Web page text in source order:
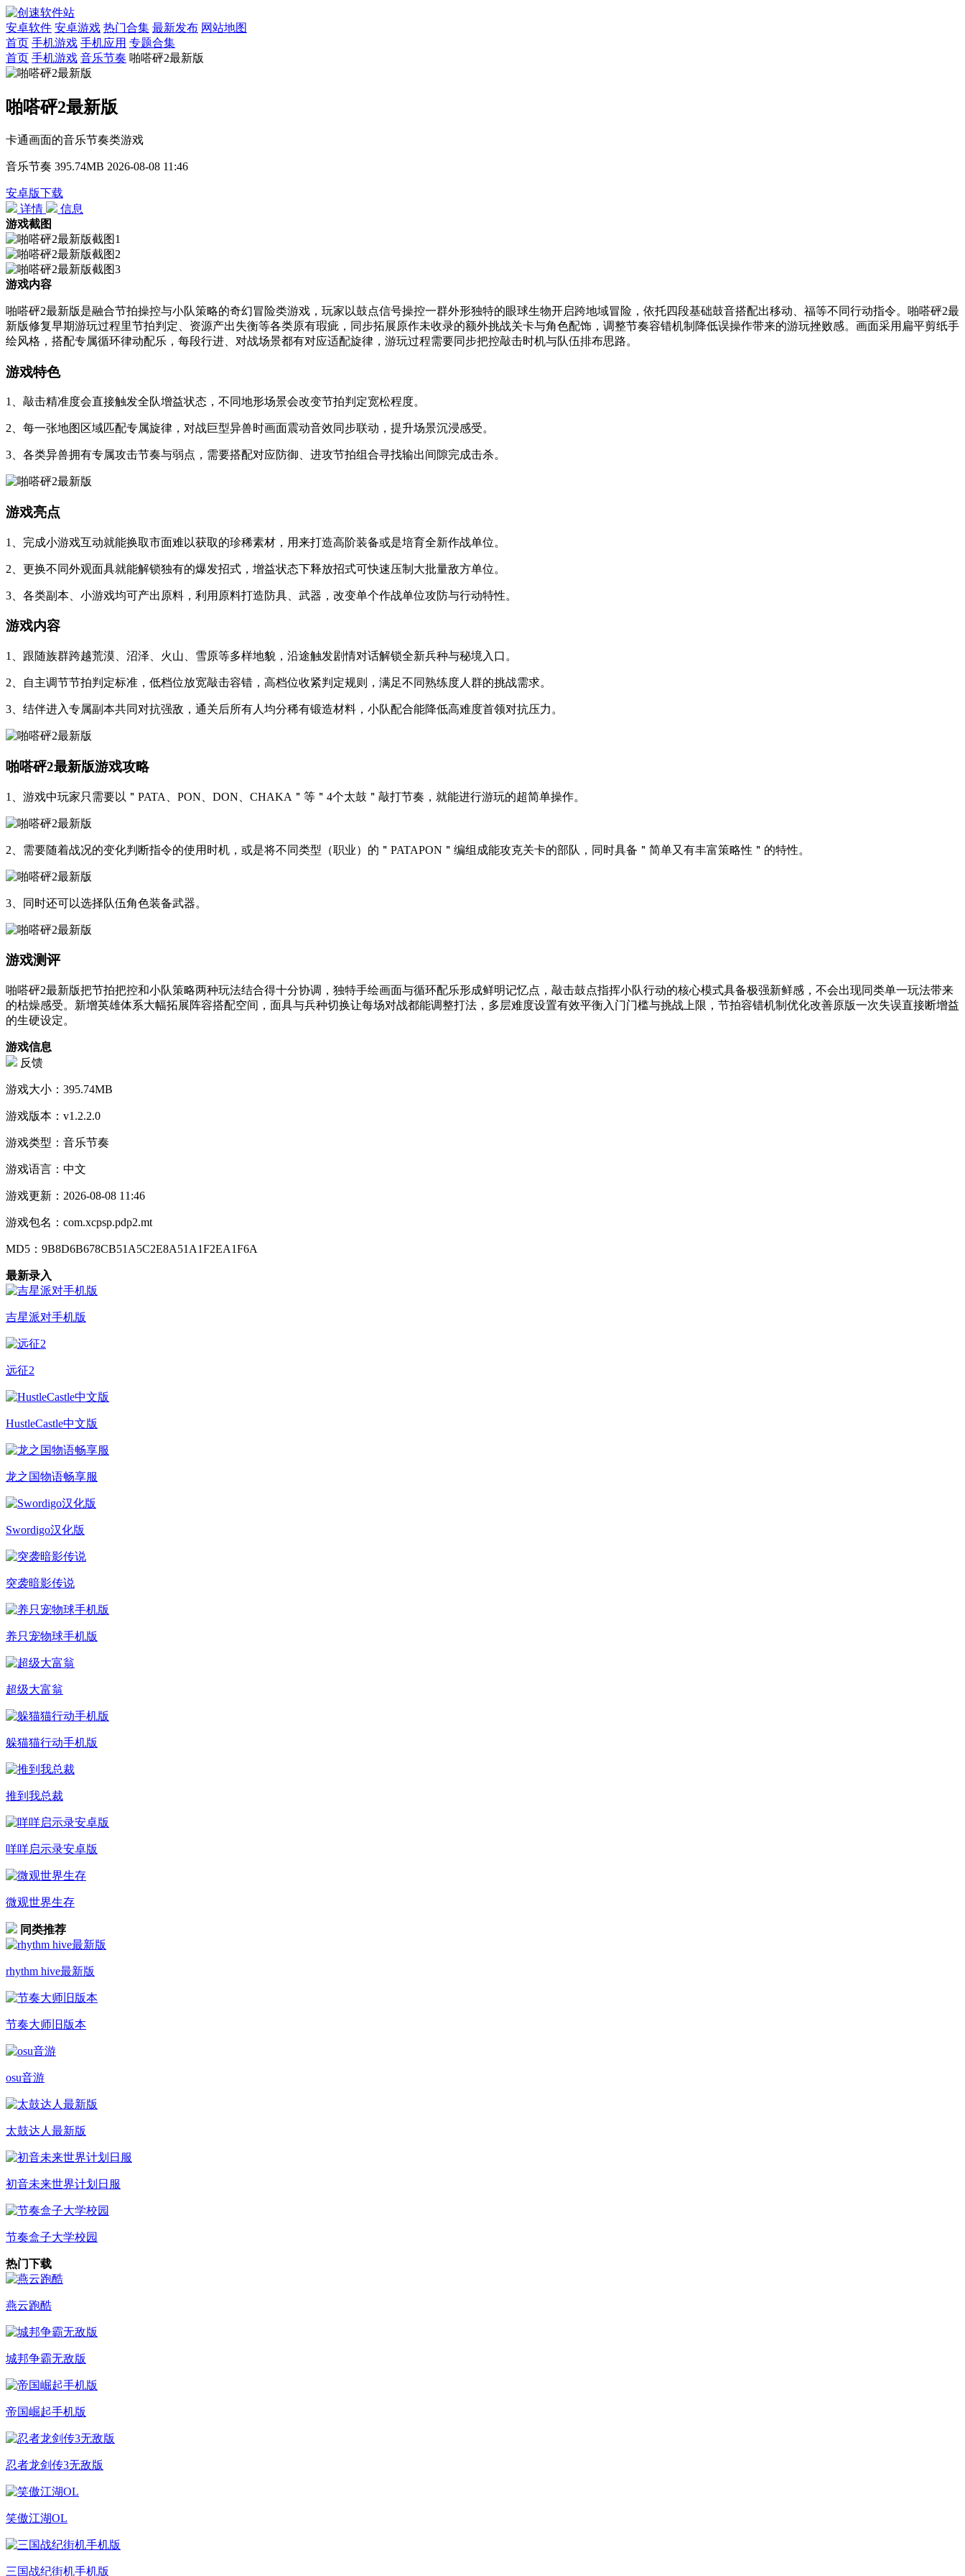
安卓软件 安卓游戏 热门合集 最新发布 网站地图
首页 手机游戏 手机应用 专题合集
首页 手机游戏 音乐节奏 啪嗒砰2最新版
啪嗒砰2最新版
卡通画面的音乐节奏类游戏
音乐节奏 395.74MB 2026-08-08 11:46
安卓版下载
详情
信息
游戏截图
游戏内容
啪嗒砰2最新版是融合节拍操控与小队策略的奇幻冒险类游戏，玩家以鼓点信号操控一群外形独特的眼球生物开启跨地域冒险，依托四段基础鼓音搭配出移动、福等不同行动指令。啪嗒砰2最
新版修复早期游玩过程里节拍判定、资源产出失衡等各类原有瑕疵，同步拓展原作未收录的额外挑战关卡与角色配饰，调整节奏容错机制降低误操作带来的游玩挫败感。画面采用扁平剪纸手
绘风格，搭配专属循环律动配乐，每段行进、对战场景都有对应适配旋律，游玩过程需要同步把控敲击时机与队伍排布思路。
游戏特色
1、敲击精准度会直接触发全队增益状态，不同地形场景会改变节拍判定宽松程度。
2、每一张地图区域匹配专属旋律，对战巨型异兽时画面震动音效同步联动，提升场景沉浸感受。
3、各类异兽拥有专属攻击节奏与弱点，需要搭配对应防御、进攻节拍组合寻找输出间隙完成击杀。
游戏亮点
1、完成小游戏互动就能换取市面难以获取的珍稀素材，用来打造高阶装备或是培育全新作战单位。
2、更换不同外观面具就能解锁独有的爆发招式，增益状态下释放招式可快速压制大批量敌方单位。
3、各类副本、小游戏均可产出原料，利用原料打造防具、武器，改变单个作战单位攻防与行动特性。
游戏内容
1、跟随族群跨越荒漠、沼泽、火山、雪原等多样地貌，沿途触发剧情对话解锁全新兵种与秘境入口。
2、自主调节节拍判定标准，低档位放宽敲击容错，高档位收紧判定规则，满足不同熟练度人群的挑战需求。
3、结伴进入专属副本共同对抗强敌，通关后所有人均分稀有锻造材料，小队配合能降低高难度首领对抗压力。
啪嗒砰2最新版游戏攻略
1、游戏中玩家只需要以＂PATA、PON、DON、CHAKA＂等＂4个太鼓＂敲打节奏，就能进行游玩的超简单操作。
2、需要随着战况的变化判断指令的使用时机，或是将不同类型（职业）的＂PATAPON＂编组成能攻克关卡的部队，同时具备＂简单又有丰富策略性＂的特性。
3、同时还可以选择队伍角色装备武器。
游戏测评
啪嗒砰2最新版把节拍把控和小队策略两种玩法结合得十分协调，独特手绘画面与循环配乐形成鲜明记忆点，敲击鼓点指挥小队行动的核心模式具备极强新鲜感，不会出现同类单一玩法带来
的枯燥感受。新增英雄体系大幅拓展阵容搭配空间，面具与兵种切换让每场对战都能调整打法，多层难度设置有效平衡入门门槛与挑战上限，节拍容错机制优化改善原版一次失误直接断增益
的生硬设定。
游戏信息
反馈
游戏大小： 395.74MB
游戏版本： v1.2.2.0
游戏类型： 音乐节奏
游戏语言： 中文
游戏更新： 2026-08-08 11:46
游戏包名： com.xcpsp.pdp2.mt
MD5： 9B8D6B678CB51A5C2E8A51A1F2EA1F6A
最新录入
吉星派对手机版
远征2
HustleCastle中文版
龙之国物语畅享服
Swordigo汉化版
突袭暗影传说
养只宠物球手机版
超级大富翁
躲猫猫行动手机版
推到我总裁
咩咩启示录安卓版
微观世界生存
同类推荐
rhythm hive最新版
节奏大师旧版本
osu音游
太鼓达人最新版
初音未来世界计划日服
节奏盒子大学校园
热门下载
燕云跑酷
城邦争霸无敌版
帝国崛起手机版
忍者龙剑传3无敌版
笑傲江湖OL
三国战纪街机手机版